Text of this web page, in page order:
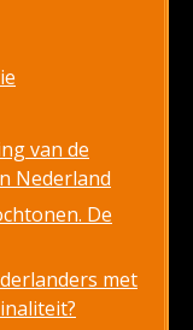
van de
Nederland
De
met